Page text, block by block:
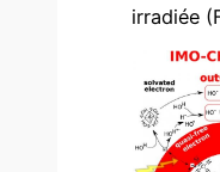
irradiée